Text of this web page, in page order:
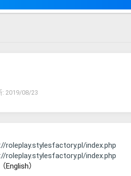
: 2019/08/23
roleplay.stylesfactory.pl/index.php
roleplay.stylesfactory.pl/index.php
English）